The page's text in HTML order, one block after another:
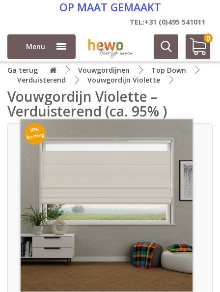
5 JAAR GARANTIE
TEL:+31 (0)495 541011
Menu
0
Ga terug Vouwgordijnen
Top Down
Verduisterend
Vouwgordijn Violette
Vouwgordijn Violette –
Verduisterend (ca. 95% )
10%
korting